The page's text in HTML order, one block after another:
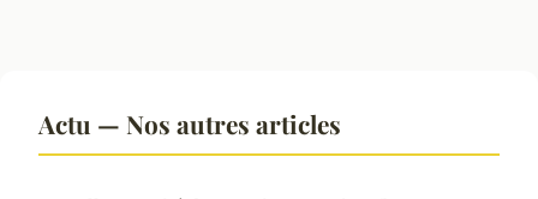
Actu — Nos autres articles